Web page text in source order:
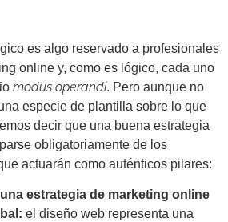
es algo reservado a profesionales
online y, como es lógico, cada uno
modus operandi. Pero aunque no
especie de plantilla sobre lo que
decir que una buena estrategia
obligatoriamente de los
actuarán como auténticos pilares:
estrategia de marketing online
el diseño web representa una